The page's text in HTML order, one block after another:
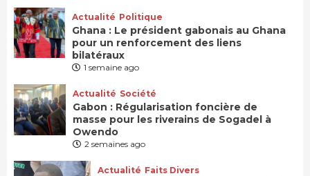
Actualité Politique
Ghana : Le président gabonais au Ghana
pour un renforcement des liens
bilatéraux
1 semaine ago
Actualité Société
Gabon : Régularisation foncière de
masse pour les riverains de Sogadel à
Owendo
2 semaines ago
Actualité Faits Divers